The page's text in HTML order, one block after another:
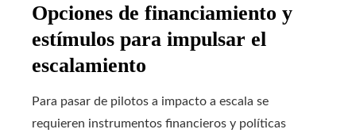
Opciones de financiamiento y
estímulos para impulsar el
escalamiento
Para pasar de pilotos a impacto a escala se
requieren instrumentos financieros y políticas